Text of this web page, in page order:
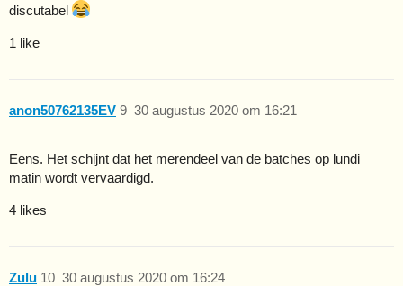
discutabel
1 like
anon50762135EV 30 augustus 2020 om 16:21
9
Eens. Het schijnt dat het merendeel van de batches op lundi
matin wordt vervaardigd.
4 likes
Zulu 30 augustus 2020 om 16:24
10